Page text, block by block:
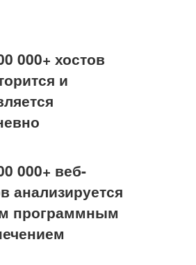
000+ хостов
и
000+ веб-
анализируется
программным